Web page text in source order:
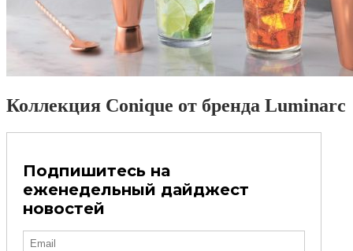
Коллекция Conique от бренда Luminarc
Подпишитесь на
еженедельный дайджест
новостей